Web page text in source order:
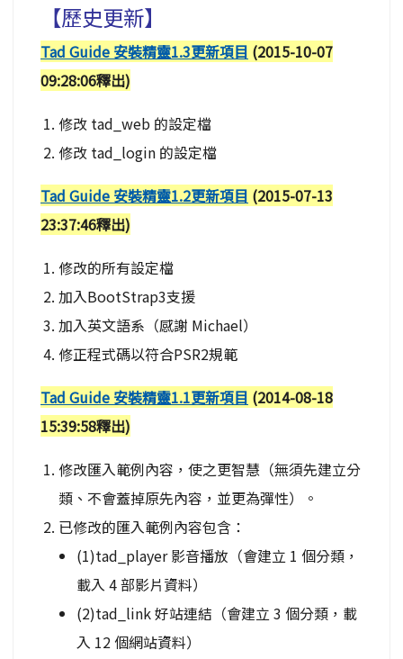
【歷史更新】
Tad Guide 安裝精靈1.3更新項目 (2015-10-07
09:28:06釋出)
修改 tad_web 的設定檔
修改 tad_login 的設定檔
Tad Guide 安裝精靈1.2更新項目 (2015-07-13
23:37:46釋出)
修改的所有設定檔
加入BootStrap3支援
加入英文語系（感謝 Michael）
修正程式碼以符合PSR2規範
Tad Guide 安裝精靈1.1更新項目 (2014-08-18
15:39:58釋出)
修改匯入範例內容，使之更智慧（無須先建立分
類、不會蓋掉原先內容，並更為彈性）。
已修改的匯入範例內容包含：
(1)tad_player 影音播放（會建立 1 個分類，
載入 4 部影片資料）
(2)tad_link 好站連結（會建立 3 個分類，載
入 12 個網站資料）